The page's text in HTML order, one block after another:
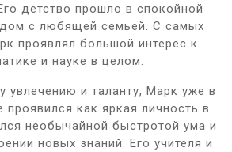
детство прошло в спокойной
с любящей семьей. С самых
проявлял большой интерес к
и науке в целом.
увлечению и таланту, Марк уже в
проявился как яркая личность в
необычайной быстротой ума и
новых знаний. Его учителя и